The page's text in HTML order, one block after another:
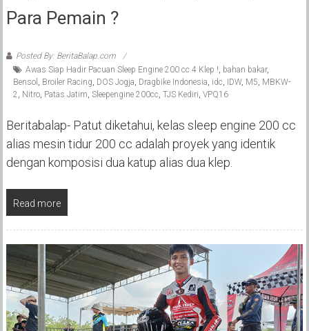
Para Pemain ?
Posted By: BeritaBalap.com
Awas Siap Hadir Pacuan Sleep Engine 200 cc 4 Klep !, bahan bakar,
Bensol , Broiler Racing, DOS Jogja, Dragbike Indonesia, idc, IDW, M5, MBKW-
2, Nitro, Patas Jatim, Sleepengine 200cc, TJS Kediri, VPQ16
Beritabalap- Patut diketahui, kelas sleep engine 200 cc
alias mesin tidur 200 cc adalah proyek yang identik
dengan komposisi dua katup alias dua klep.
Read more